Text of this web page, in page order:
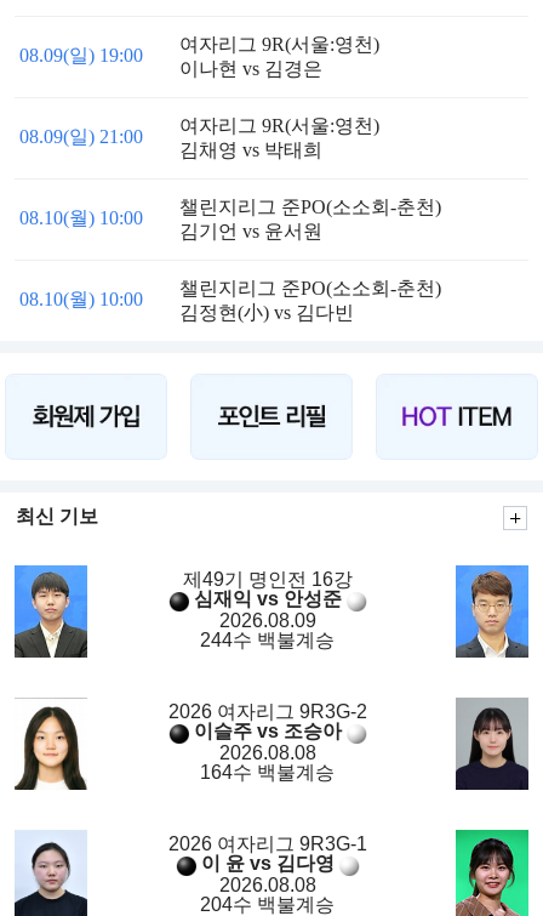
08.09(일) 19:00
여자리그 9R(서울:영천)
이나현 vs 김경은
08.09(일) 21:00
여자리그 9R(서울:영천)
김채영 vs 박태희
08.10(월) 10:00
챌린지리그 준PO(소소회-춘천)
김기언 vs 윤서원
08.10(월) 10:00
챌린지리그 준PO(소소회-춘천)
김정현(小) vs 김다빈
최신 기보
제49기 명인전 16강
심재익 vs 안성준
2026.08.09
244수 백불계승
2026 여자리그 9R3G-2
이슬주 vs 조승아
2026.08.08
164수 백불계승
2026 여자리그 9R3G-1
이 윤 vs 김다영
2026.08.08
204수 백불계승